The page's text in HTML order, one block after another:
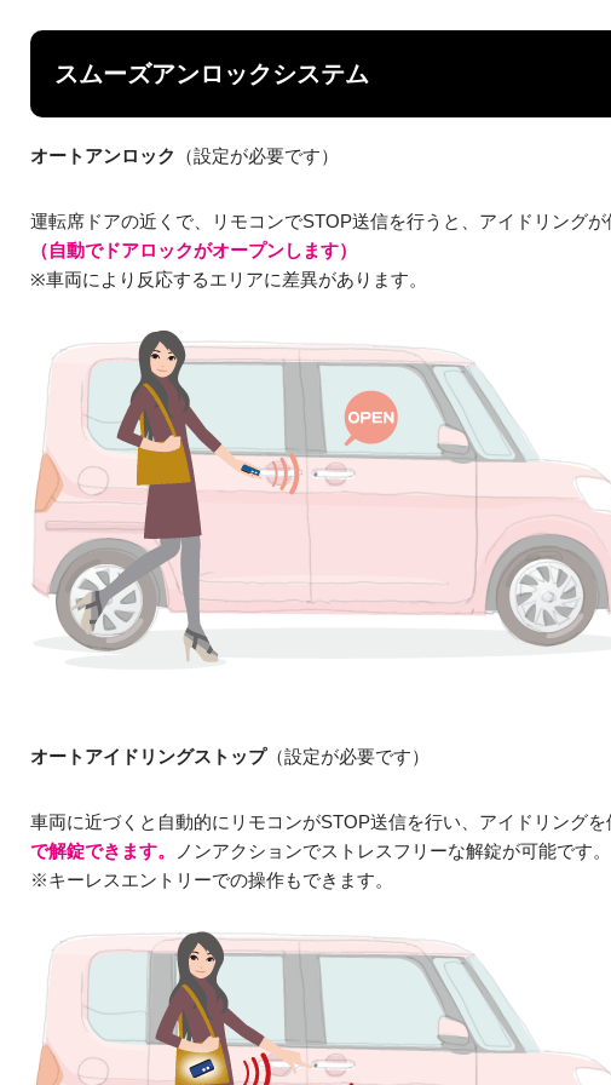
スムーズアンロックシステム
オートアンロック （設定が必要です）
運転席ドアの近くで、リモコンでSTOP送信を行うと、アイドリング
（自動でドアロックがオープンします）
※車両により反応するエリアに差異があります。
オートアイドリングストップ（設定が必要です）
車両に近づくと自動的にリモコンがSTOP送信を行い、アイドリングを
で解錠できます。
ノンアクションでストレスフリーな解錠が可能です。
※キーレスエントリーでの操作もできます。